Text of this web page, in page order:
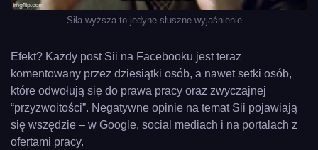
Siła wyższa to jedyne słuszne wyjaśnienie…
Efekt? Każdy post Sii na Facebooku jest teraz
komentowany przez dziesiątki osób, a nawet setki osób,
które odwołują się do prawa pracy oraz zwyczajnej
“przyzwoitości”. Negatywne opinie na temat Sii pojawiają
się wszędzie – w Google, social mediach i na portalach z
ofertami pracy.